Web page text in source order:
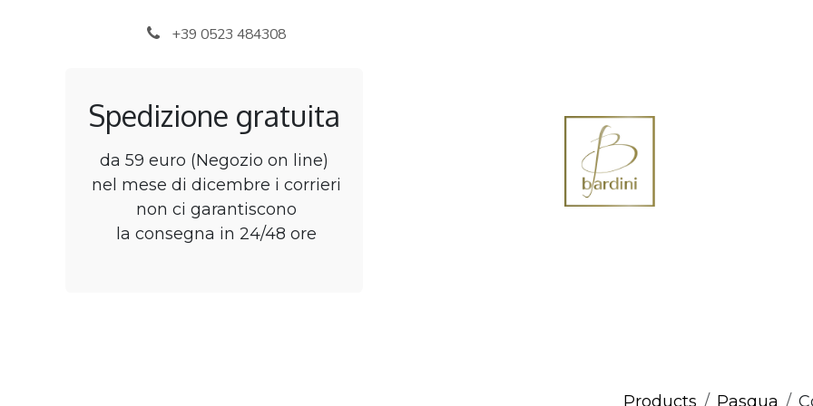
+39 0523 484308
Spedizione gratuita
da 59 euro (Negozio on line)
nel mese di dicembre i corrieri
non ci garantiscono
la consegna in 24/48 ore
Products Pasqua